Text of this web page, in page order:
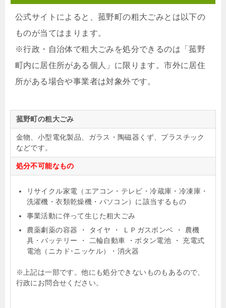
公式サイトによると、菰野町の粗大ごみとは以下の
ものが当てはまります。
※行政・自治体で粗大ごみを処分できるのは「菰野
町内に居住所がある個人」に限ります。市外に居住
所がある場合や事業者は対象外です。
菰野町の粗大ごみ
金物、小型電化製品、ガラス・陶磁器くず、プラスチック
などです。
処分不可能なもの
リサイクル家電（エアコン・テレビ・冷蔵庫・冷凍庫・
洗濯機・衣類乾燥機・パソコン）に該当するもの
事業活動に伴って生じた粗大ごみ
農薬劇薬の容器 ・ タイヤ ・ ＬＰガスボンベ ・ 農機
具・バッテリー ・ 二輪自動車 ・ボタン電池 ・ 充電式
電池（ニカド･ニッケル）・消火器
※上記は一部です。他にも処分できないものもあるので、
行政にお問合せください。